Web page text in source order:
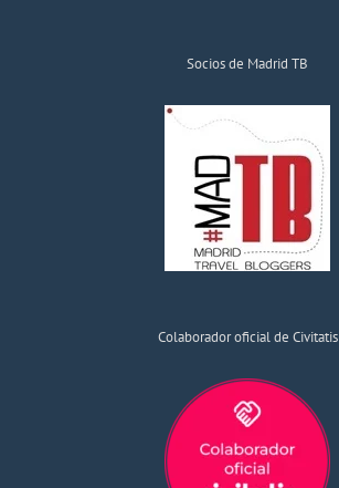
Socios de Madrid TB
Colaborador oficial de Civitatis